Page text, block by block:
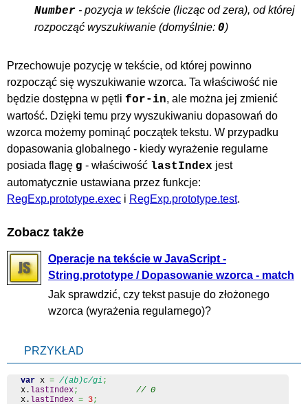
Number - pozycja w tekście (licząc od zera), od której
rozpocząć wyszukiwanie (domyślnie: 0)
Przechowuje pozycję w tekście, od której powinno
rozpocząć się wyszukiwanie wzorca. Ta właściwość nie
będzie dostępna w pętli for-in, ale można jej zmienić
wartość. Dzięki temu przy wyszukiwaniu dopasowań do
wzorca możemy pominąć początek tekstu. W przypadku
dopasowania globalnego - kiedy wyrażenie regularne
posiada flagę g - właściwość lastIndex jest
automatycznie ustawiana przez funkcje:
RegExp.prototype.exec i RegExp.prototype.test.
Zobacz także
Operacje na tekście w JavaScript -
String.prototype / Dopasowanie wzorca - match
Jak sprawdzić, czy tekst pasuje do złożonego
wzorca (wyrażenia regularnego)?
PRZYKŁAD
var x = /(ab)c/gi ;
x. lastIndex;
// 0
x. lastIndex = 3;